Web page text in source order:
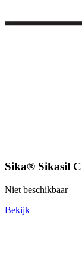
Sika® Sikasil
Niet beschikbaar
Bekijk